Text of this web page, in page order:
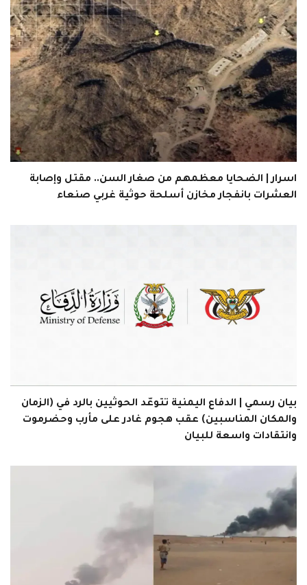
اسرار | الضحايا معظمهم من صغار السن.. مقتل وإصابة
العشرات بانفجار مخازن أسلحة حوثية غربي صنعاء
بيان رسمي | الدفاع اليمنية تتوعّد الحوثيين بالرد في (الزمان
والمكان المناسبين) عقب هجوم غادر على مأرب وحضرموت
وانتقادات واسعة للبيان